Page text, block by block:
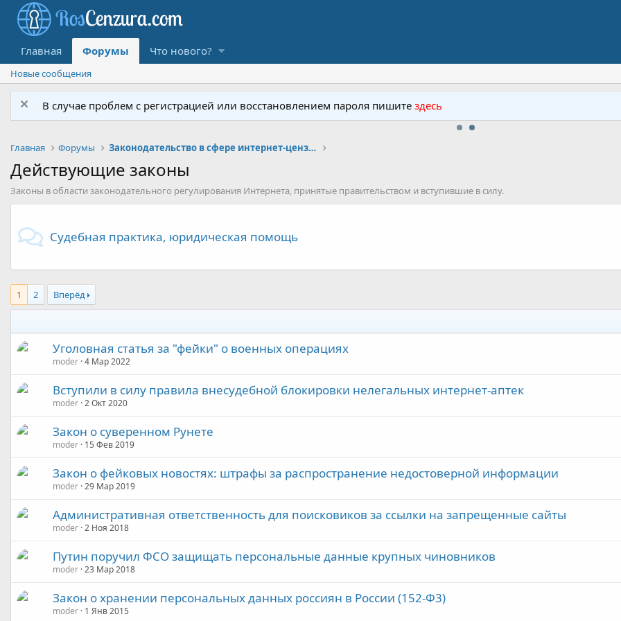
Главная Форумы Что нового?
Новые сообщения
В случае проблем с регистрацией или восстановлением пароля пишитездесь
Главная Форумы Законодательство в сфере интернет-цензуры
Действующие законы
Законы в области законодательного регулирования Интернета, принятые правительством и вступившие в силу.
Судебная практика, юридическая помощь
1 2 Вперёд
Уголовная статья за "фейки" о военных операциях
moder 4 Мар 2022
Вступили в силу правила внесудебной блокировки нелегальных интернет-аптек
moder 2 Окт 2020
Закон о суверенном Рунете
moder 15 Фев 2019
Закон о фейковых новостях: штрафы за распространение недостоверной информации
moder 29 Мар 2019
Административная ответственность для поисковиков за ссылки на запрещенные сайты
moder 2 Ноя 2018
Путин поручил ФСО защищать персональные данные крупных чиновников
moder 23 Мар 2018
Закон о хранении персональных данных россиян в России (152-Ф3)
moder 1 Янв 2015